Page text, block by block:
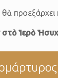
προεξάρχει
Ἱερὸ